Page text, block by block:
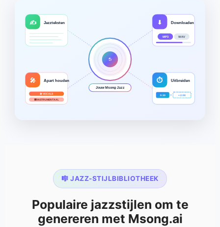
🎷
Jouw Msong Jazz
✍️ Jazzteksten ⬇ Downloaden
MP3 WAV
🎤 Apart houden
🎤 VOCALS
🎹 INSTRUMENTAAL
⏱ Uitbreiden
0:30 + 2:00
🎼 JAZZ-STIJLBIBLIOTHEEK
Populaire jazzstijlen om te
genereren met Msong.ai